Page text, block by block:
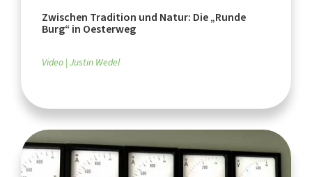
Zwischen Tradition und Natur: Die „Runde
Burg“ in Oesterweg
Video Justin Wedel